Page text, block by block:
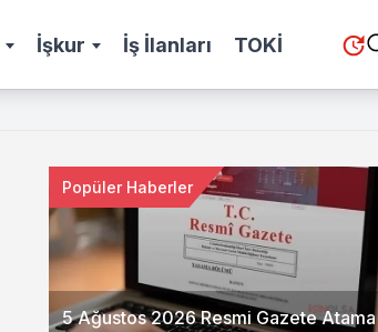
İşkur İş İlanları TOKİ
5 Ağustos 2026 Resmi Gazete Atama
Popüler Haberler